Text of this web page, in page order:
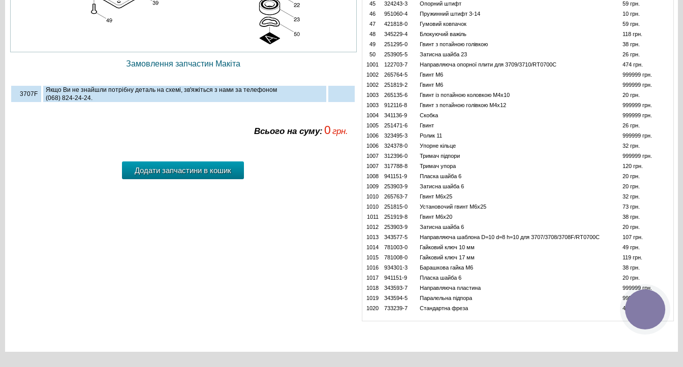
Замовлення запчастин Макіта
3707F
Якщо Ви не знайшли потрібну деталь на схемі, зв'яжіться з нами за телефоном
(068) 824-24-24.
Всього на суму: 0 грн.
45
324243-3 Опорний штифт
59 грн.
46
951060-4 Пружинний штифт 3-14
10 грн.
47
421818-0 Гумовий ковпачок
59 грн.
48
345229-4 Блокуючий важіль
118 грн.
49
251295-0 Гвинт з потайною голівкою
38 грн.
50
253905-5 Затисна шайба 23
26 грн.
1001
122703-7 Направляюча опорної плити для 3709/3710/RT0700C
474 грн.
1002
265764-5 Гвинт М6
999999 грн.
1002
251819-2 Гвинт M6
999999 грн.
1003
265135-6 Гвинт із потайною коловкою М4х10
20 грн.
1003
912116-8 Гвинт з потайною голівкою M4x12
999999 грн.
1004
341136-9 Скобка
999999 грн.
1005
251471-6 Гвинт
26 грн.
1006
323495-3 Ролик 11
999999 грн.
1006
324378-0 Упорне кільце
32 грн.
1007
312396-0 Тримач підпори
999999 грн.
1007
317788-8 Тримач упора
120 грн.
1008
941151-9 Пласка шайба 6
20 грн.
1009
253903-9 Затисна шайба 6
20 грн.
1010
265763-7 Гвинт М6х25
32 грн.
1010
251815-0 Установочий гвинт M6x25
73 грн.
1011
251919-8 Гвинт M6x20
38 грн.
1012
253903-9 Затисна шайба 6
20 грн.
1013
343577-5 Направляюча шаблона D=10 d=8 h=10 для 3707/3708/3708F/RT0700C
107 грн.
1014
781003-0 Гайковий ключ 10 мм
49 грн.
1015
781008-0 Гайковий ключ 17 мм
119 грн.
1016
934301-3 Барашкова гайка M6
38 грн.
1017
941151-9 Пласка шайба 6
20 грн.
1018
343593-7 Направляюча пластина
999999 грн.
1019
343594-5 Паралельна підпора
999999 грн.
1020
733239-7 Стандартна фреза 485 грн.